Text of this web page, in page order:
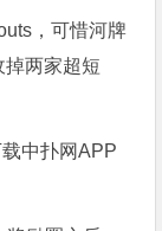
，可惜河牌
掉两家超短
中扑网APP